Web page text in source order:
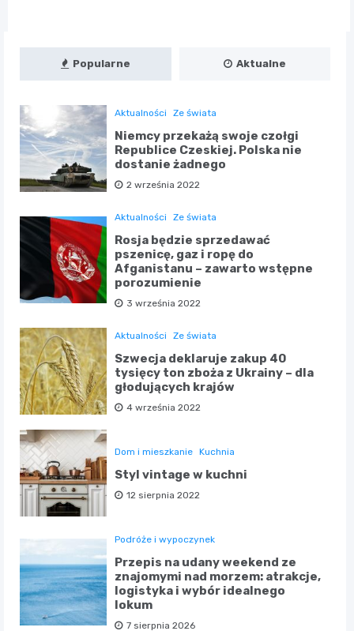
Popularne Aktualne
Aktualności Ze świata
Niemcy przekażą swoje czołgi
Republice Czeskiej. Polska nie
dostanie żadnego
2 września 2022
Aktualności Ze świata
Rosja będzie sprzedawać
pszenicę, gaz i ropę do
Afganistanu – zawarto wstępne
porozumienie
3 września 2022
Aktualności Ze świata
Szwecja deklaruje zakup 40
tysięcy ton zboża z Ukrainy – dla
głodujących krajów
4 września 2022
Dom i mieszkanie Kuchnia
Styl vintage w kuchni
12 sierpnia 2022
Podróże i wypoczynek
Przepis na udany weekend ze
znajomymi nad morzem: atrakcje,
logistyka i wybór idealnego
lokum
7 sierpnia 2026